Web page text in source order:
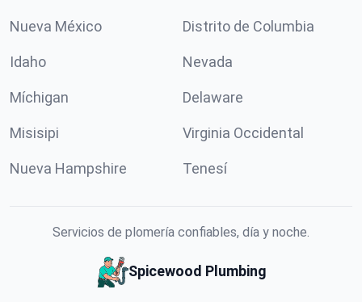
Nueva México Distrito de Columbia
Idaho Nevada
Míchigan Delaware
Misisipi Virginia Occidental
Nueva Hampshire Tenesí
Servicios de plomería confiables, día y noche.
Spicewood Plumbing